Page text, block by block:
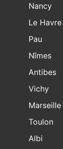
Nancy
Le Havre
Pau
Nîmes
Antibes
Vichy
Marseille
Toulon
Albi